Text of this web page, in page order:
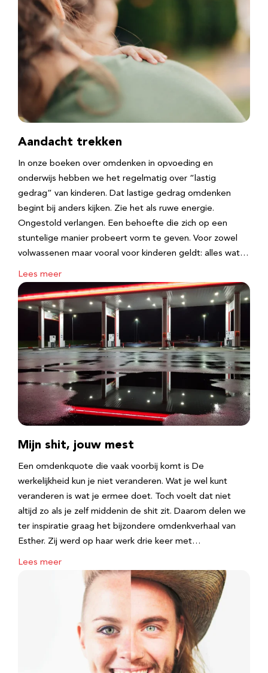
Aandacht trekken
In onze boeken over omdenken in opvoeding en
onderwijs hebben we het regelmatig over “lastig
gedrag” van kinderen. Dat lastige gedrag omdenken
begint bij anders kijken. Zie het als ruwe energie.
Ongestold verlangen. Een behoefte die zich op een
stuntelige manier probeert vorm te geven. Voor zowel
volwassenen maar vooral voor kinderen geldt: alles wat…
Lees meer
Mijn shit, jouw mest
Een omdenkquote die vaak voorbij komt is De
werkelijkheid kun je niet veranderen. Wat je wel kunt
veranderen is wat je ermee doet. Toch voelt dat niet
altijd zo als je zelf middenin de shit zit. Daarom delen we
ter inspiratie graag het bijzondere omdenkverhaal van
Esther. Zij werd op haar werk drie keer met…
Lees meer